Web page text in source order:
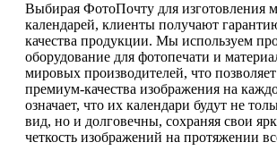
Выбирая ФотоПочту для изготовления
календарей, клиенты получают
качества продукции. Мы используем
оборудование для фотопечати и
мировых производителей, что
премиум-качества изображения на
означает, что их календари будут не
вид, но и долговечны, сохраняя свои
четкость изображений на протяжении